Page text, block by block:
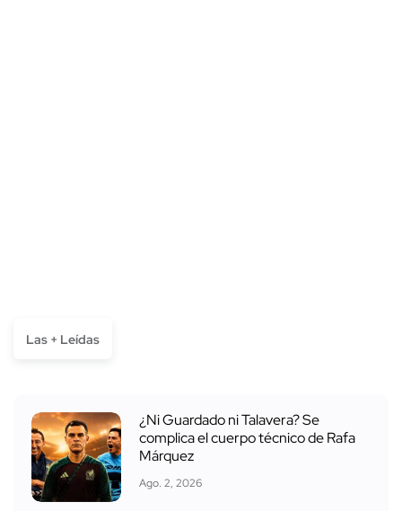
Las + Leídas
¿Ni Guardado ni Talavera? Se
complica el cuerpo técnico de Rafa
Márquez
Ago. 2, 2026